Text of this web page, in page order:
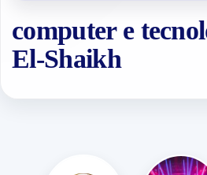
computer e
El-Shaikh